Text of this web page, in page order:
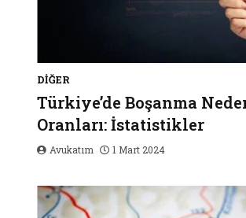
DIĞER
Türkiye’de Boşanma
Oranları: İstatistikler
Avukatım 1 Mart 2024